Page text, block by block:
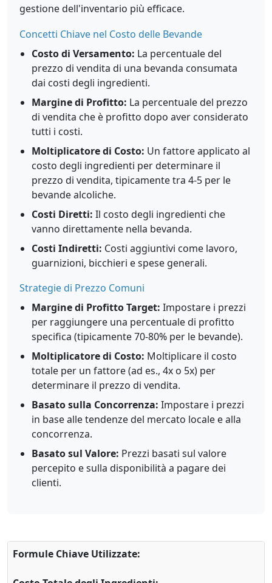
gestione dell'inventario più efficace.
Concetti Chiave nel Costo delle Bevande
Costo di Versamento: La percentuale del
prezzo di vendita di una bevanda consumata
dai costi degli ingredienti.
Margine di Profitto: La percentuale del prezzo
di vendita che è profitto dopo aver considerato
tutti i costi.
Moltiplicatore di Costo: Un fattore applicato al
costo degli ingredienti per determinare il
prezzo di vendita, tipicamente tra 4-5 per le
bevande alcoliche.
Costi Diretti: Il costo degli ingredienti che
vanno direttamente nella bevanda.
Costi Indiretti: Costi aggiuntivi come lavoro,
guarnizioni, bicchieri e spese generali.
Strategie di Prezzo Comuni
Margine di Profitto Target: Impostare i prezzi
per raggiungere una percentuale di profitto
specifica (tipicamente 70-80% per le bevande).
Moltiplicatore di Costo: Moltiplicare il costo
totale per un fattore (ad es., 4x o 5x) per
determinare il prezzo di vendita.
Basato sulla Concorrenza: Impostare i prezzi
in base alle tendenze del mercato locale e alla
concorrenza.
Basato sul Valore: Prezzi basati sul valore
percepito e sulla disponibilità a pagare dei
clienti.
Formule Chiave Utilizzate: